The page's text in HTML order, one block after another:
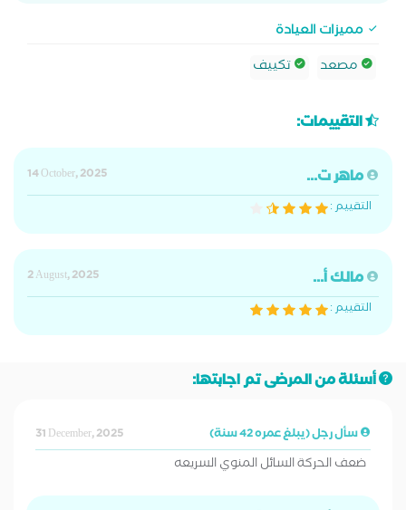
مميزات العيادة
مصعد
تكييف
التقييمات:
ماهر ت...
14 October, 2025
التقييم :
مالك أ...
2 August, 2025
التقييم :
أسئلة من المرضى تم اجابتها:
سأل رجل (يبلغ عمره 42 سنة) 31 December, 2025
ضعف الحركة السائل المنوي السريعه